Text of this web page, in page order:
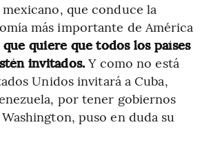
que conduce la
más importante de América
quiere que todos los países
invitados. Y como no está
Unidos invitará a Cuba,
por tener gobiernos
puso en duda su